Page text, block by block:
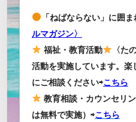
「ねばならない」に囲
ルマガジン〉
福祉・教育活動
〈た
活動を実施しています。
にご相談ください⇨こちら
教育相談・カウンセリ
は無料で実施）⇨こちら